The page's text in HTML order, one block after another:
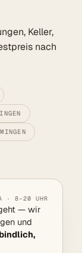
Keller,
nach
· 8–20 UHR
— wir
und